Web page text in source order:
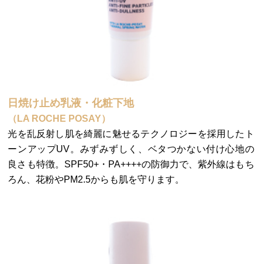
日焼け止め乳液・化粧下地
（LA ROCHE POSAY）
光を乱反射し肌を綺麗に魅せるテクノロジーを採用したト
ーンアップUV。みずみずしく、ベタつかない付け心地の
良さも特徴。SPF50+・PA++++の防御力で、紫外線はもち
ろん、花粉やPM2.5からも肌を守ります。